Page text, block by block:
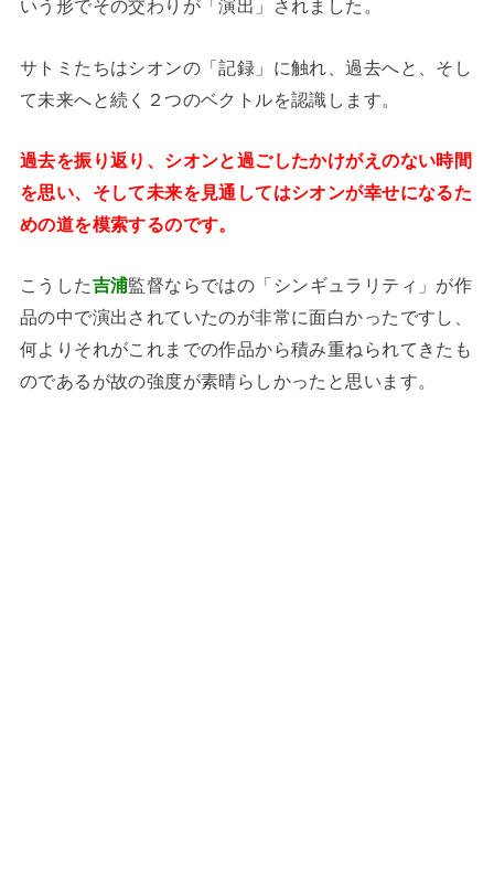
いう形でその交わりが「演出」されました。
サトミたちはシオンの「記録」に触れ、過去へと、そし
て未来へと続く２つのベクトルを認識します。
過去を振り返り、シオンと過ごしたかけがえのない時間
を思い、そして未来を見通してはシオンが幸せになるた
めの道を模索するのです。
こうした吉浦監督ならではの「シンギュラリティ」が作
品の中で演出されていたのが非常に面白かったですし、
何よりそれがこれまでの作品から積み重ねられてきたも
のであるが故の強度が素晴らしかったと思います。